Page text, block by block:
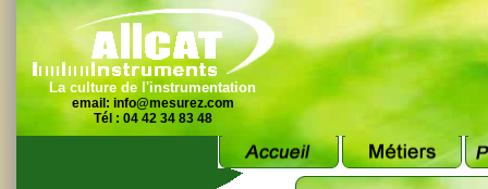
La culture de l'instrumentation
email: info@mesurez.com
Tél : 04 42 34 83 48